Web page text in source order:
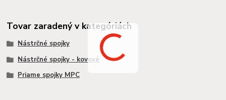
Tovar zaradený v kategóriách
Nástrčné spojky
Nástrčné spojky - kovové
Priame spojky MPC